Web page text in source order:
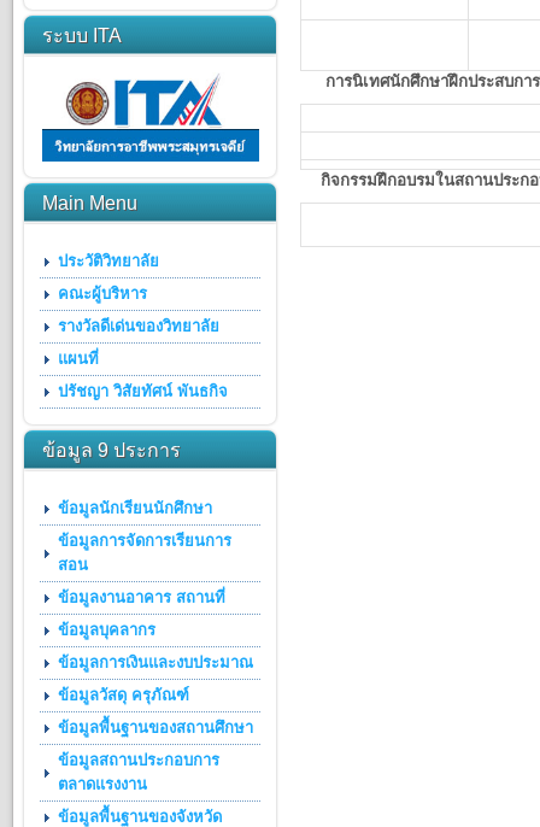
ระบบ ITA
Main Menu
ประวัติวิทยาลัย
คณะผู้บริหาร
รางวัลดีเด่นของวิทยาลัย
แผนที่
ปรัชญา วิสัยทัศน์ พันธกิจ
ข้อมูล 9 ประการ
ข้อมูลนักเรียนนักศึกษา
ข้อมูลการจัดการเรียนการ
สอน
ข้อมูลงานอาคาร สถานที่
ข้อมูลบุคลากร
ข้อมูลการเงินและงบประมาณ
ข้อมูลวัสดุ ครุภัณฑ์
ข้อมูลพื้นฐานของสถานศึกษา
ข้อมูลสถานประกอบการ
ตลาดแรงงาน
ข้อมูลพื้นฐานของจังหวัด
การนิเทศนักศึกษาฝึกประสบกา
กิจกรรมฝึกอบรมในสถานประก